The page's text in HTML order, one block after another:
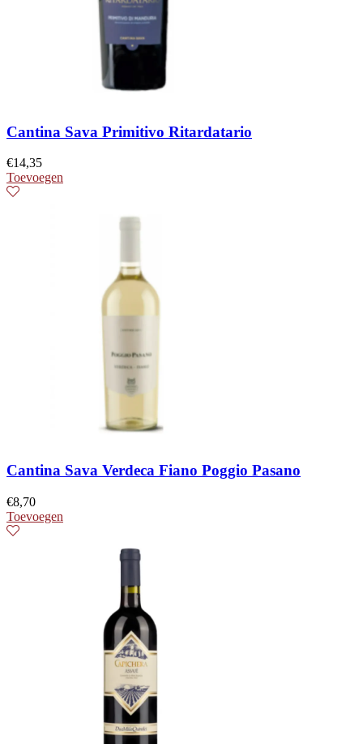
Cantina Sava Primitivo Ritardatario
€14,35
Toevoegen
Cantina Sava Verdeca Fiano Poggio Pasano
€8,70
Toevoegen